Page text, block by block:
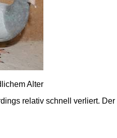
Alter
relativ schnell verliert. Der